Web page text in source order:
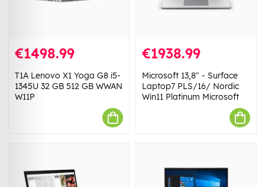
€1498.99
T1A Lenovo X1 Yoga G8 i5-
1345U 32 GB 512 GB WWAN
W11P
€1938.99
Microsoft 13,8" - Surface
Laptop7 PLS/16/ Nordic
Win11 Platinum Microsoft